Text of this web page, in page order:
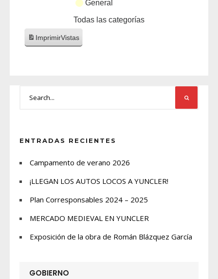
General
Todas las categorías
ImprimirVistas
ENTRADAS RECIENTES
Campamento de verano 2026
¡LLEGAN LOS AUTOS LOCOS A YUNCLER!
Plan Corresponsables 2024 – 2025
MERCADO MEDIEVAL EN YUNCLER
Exposición de la obra de Román Blázquez García
GOBIERNO